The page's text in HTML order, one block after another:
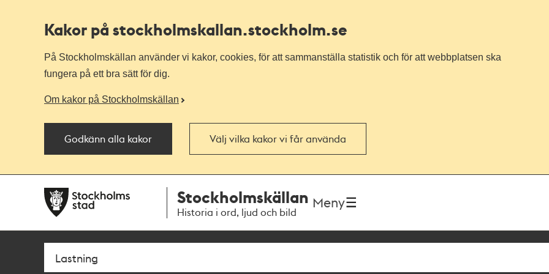
Kakor på stockholmskallan.stockholm.se
På Stockholmskällan använder vi kakor, cookies, för att sammanställa statistik och för att webbplatsen ska
fungera på ett bra sätt för dig.
Om kakor på Stockholmskällan
Godkänn alla kakor Välj vilka kakor vi får använda
navigationen
huvudinnehållet
Stockholmskällan
Historia i ord, ljud och bild
Meny
Sök